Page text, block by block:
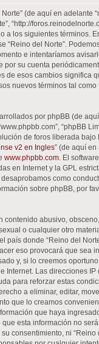
(de aquí en adelante
“http://
a los siguientes términos.
“Reino del Norte”.
e intentaríamos
por su cuenta
de esos cambios significa
nuevos términos tal
por phpBB (de
“phpBB
de foros liberada bajo
v2 en Ingles” (de aquí en
www.phpbb.com. El
en Internet y la GPL
como
sobre phpBB, por
contenido abusivo,
o cualquier otro
país donde “Reino del
eso provocará que sea
y, si lo creemos
Internet. Las direcciones
para reforzar estas
a eliminar, editar,
que lo creamos
que haya
esta información no
consentimiento, ni “Reino